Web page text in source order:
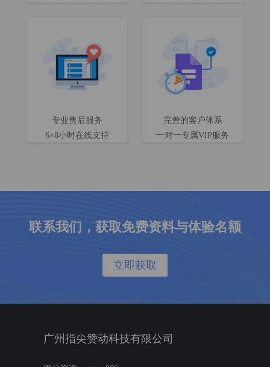
专业售后服务
6×8小时在线支持
完善的客户体系
一对一专属VIP服务
联系我们，获取免费资料与体验名额
立即获取
广州指尖赞动科技有限公司